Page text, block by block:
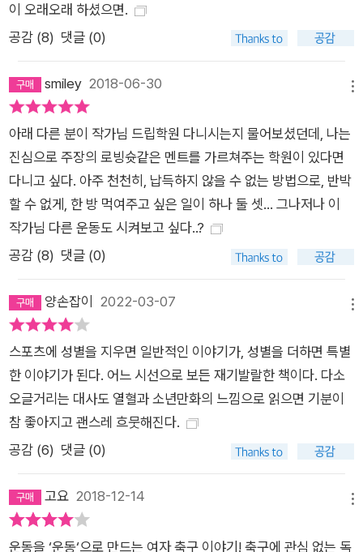
이 오래오래 하셨으면.
공감 (8) 댓글 (0)
smiley 2018-06-30
아래 다른 분이 작가님 드립학원 다니시는지 물어보셨던데, 나는
진심으로 주장의 로빙슛같은 멘트를 가르쳐주는 학원이 있다면
다니고 싶다. 아주 천천히, 납득하지 않을 수 없는 방법으로, 반박
할 수 없게, 한 방 먹여주고 싶은 일이 하나 둘 셋... 그나저나 이
작가님 다른 운동도 시켜보고 싶다..?
공감 (8) 댓글 (0)
양손잡이 2022-03-07
스포츠에 성별을 지우면 일반적인 이야기가, 성별을 더하면 특별
한 이야기가 된다. 어느 시선으로 보든 재기발랄한 책이다. 다소
오글거리는 대사도 열혈과 소년만화의 느낌으로 읽으면 기분이
참 좋아지고 괜스레 흐뭇해진다.
공감 (6) 댓글 (0)
고요 2018-12-14
운동을 ‘운동‘으로 만드는 여자 축구 이야기! 축구에 관심 없는 독